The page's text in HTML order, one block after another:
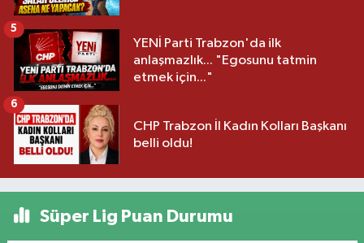
YENİ Parti Trabzon'da ilk
anlaşmazlık... "Egosunu tatmin
etmek için..."
5
CHP Trabzon İl Kadın Kolları Başkanı
belli oldu!
6
Süper Lig Puan Durumu